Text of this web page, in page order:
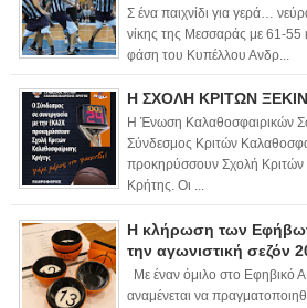
Σ ένα παιχνίδι για γερά…
νίκης της Μεσσαράς με 61-55
φάση του Κυπέλλου Ανδρ...
Η ΣΧΟΛΗ ΚΡΙΤΩΝ
Η Ένωση Καλαθοσφαιρικών
Σύνδεσμος Κριτών
προκηρύσσουν Σχολή Κριτών
Κρήτης. Οι ...
Η κλήρωση των
την αγωνιστική σεζόν
Με έναν όμιλο στο Εφηβικό
αναμένεται να